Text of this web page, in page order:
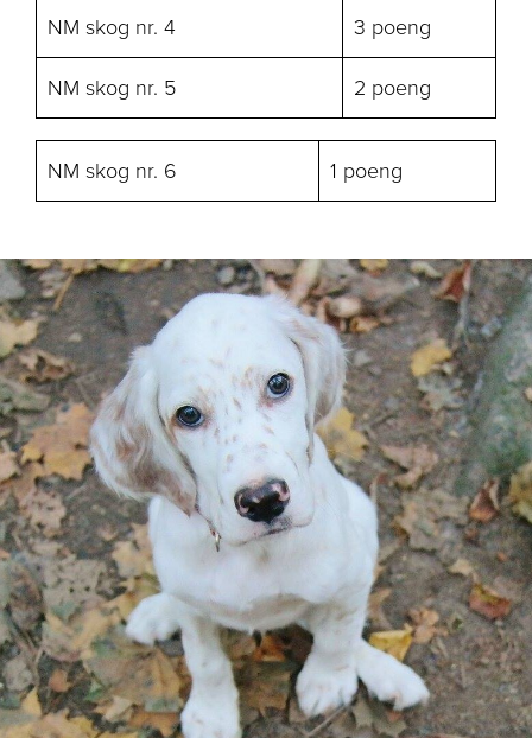
NM skog nr. 4
3 poeng
NM skog nr. 5
2 poeng
NM skog nr. 6 1 poeng